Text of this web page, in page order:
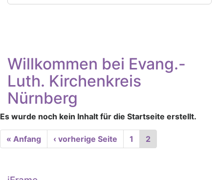
Willkommen bei Evang.-
Luth. Kirchenkreis
Nürnberg
Es wurde noch kein Inhalt für die Startseite erstellt.
Seitennummerierung
First
page
« Anfang
Vorherige
Seite
‹ vorherige Seite Seite
1
Aktuelle
Seite
2